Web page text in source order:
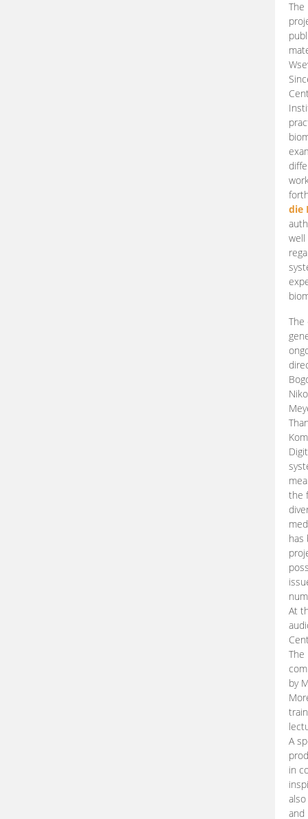
die
well
The
the
has
At
The
by
A
in
and